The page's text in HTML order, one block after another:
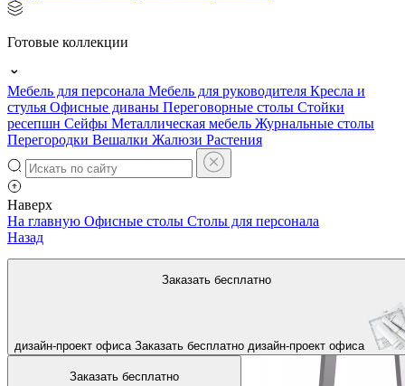
Готовые коллекции
Мебель для персонала Мебель для руководителя Кресла и
стулья Офисные диваны Переговорные столы Стойки
ресепшн Сейфы Металлическая мебель Журнальные столы
Перегородки Вешалки Жалюзи Растения
Наверх
Заказать бесплатно
дизайн-проект офиса Заказать бесплатно дизайн-проект офиса
Заказать бесплатно
На главную Офисные столы Столы для персонала
Назад